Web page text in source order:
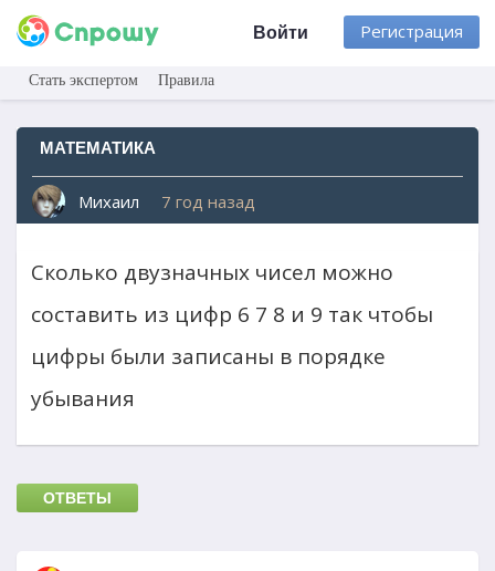
Регистрация
Войти
Стать экспертом Правила
МАТЕМАТИКА
Михаил 7 год назад
Сколько двузначных чисел можно
составить из цифр 6 7 8 и 9 так чтобы
цифры были записаны в порядке
убывания
ОТВЕТЫ